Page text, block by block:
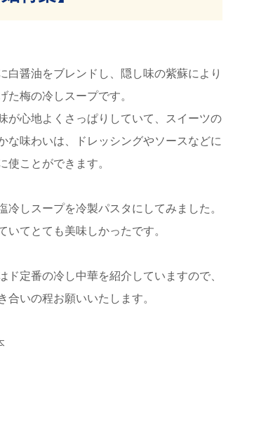
白醤油をブレンドし、隠し味の紫蘇により
た梅の冷しスープです。
が心地よくさっぱりしていて、スイーツの
な味わいは、ドレッシングやソースなどに
使ことができます。
冷しスープを冷製パスタにしてみました。
いてとても美味しかったです。
ド定番の冷し中華を紹介していますので、
合いの程お願いいたします。